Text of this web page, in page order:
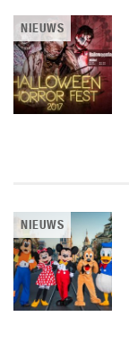
NIEUWS
NIEUWS